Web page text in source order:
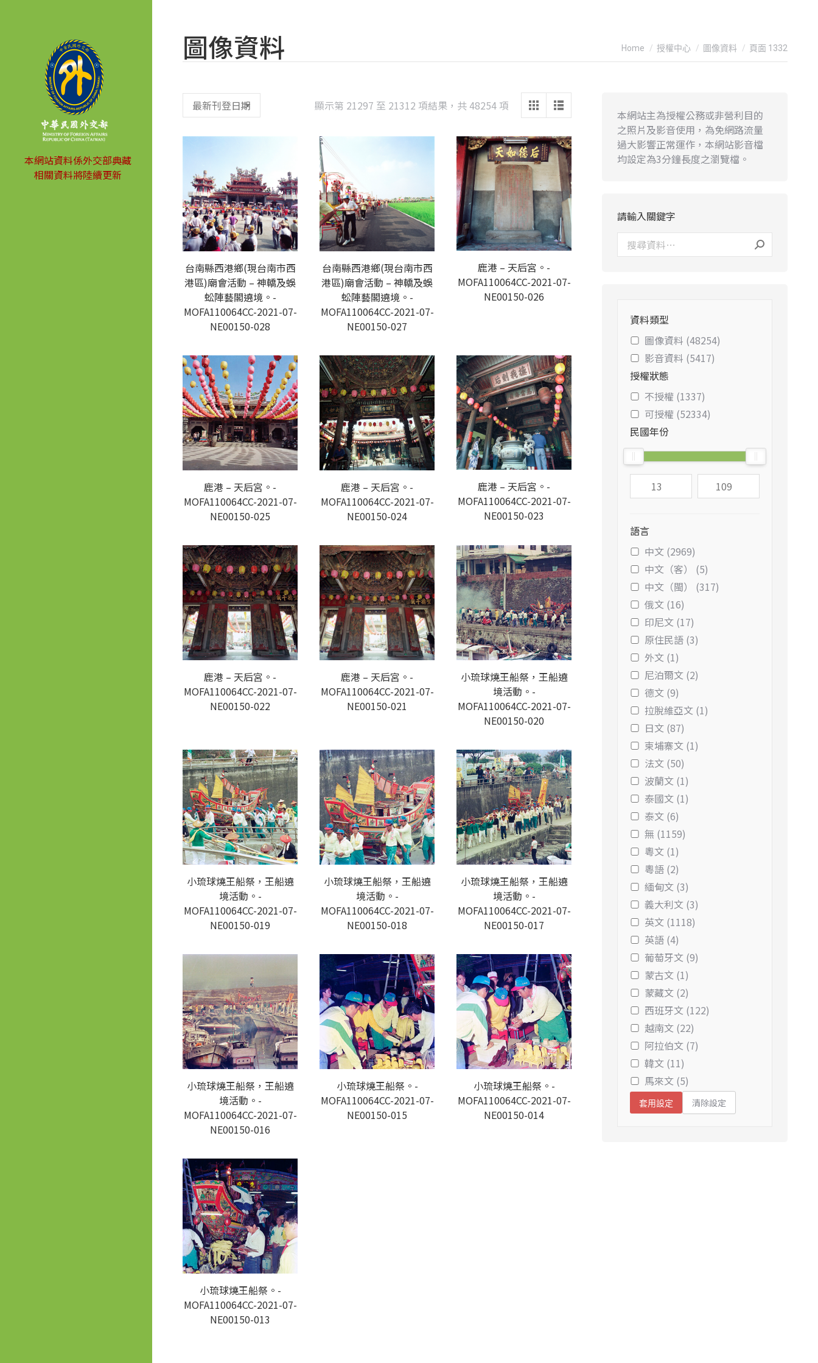
本網站資料係外交部典藏
相關資料將陸續更新
圖像資料 You are here:
Home 授權中心 圖像資料 頁面 1332
顯示第 21297 至 21312 項結果，共 48254 項 Sorted
latest
台南縣西港鄉(現台南市西
港區)廟會活動 – 神轎及蜈
蚣陣藝閣遶境。-
MOFA110064CC-2021-07-
NE00150-028
台南縣西港鄉(現台南市西
港區)廟會活動 – 神轎及蜈
蚣陣藝閣遶境。-
MOFA110064CC-2021-07-
NE00150-027
鹿港 – 天后宮。-
MOFA110064CC-2021-07-
NE00150-026
鹿港 – 天后宮。-
MOFA110064CC-2021-07-
NE00150-025
鹿港 – 天后宮。-
MOFA110064CC-2021-07-
NE00150-024
鹿港 – 天后宮。-
MOFA110064CC-2021-07-
NE00150-023
鹿港 – 天后宮。-
MOFA110064CC-2021-07-
NE00150-022
鹿港 – 天后宮。-
MOFA110064CC-2021-07-
NE00150-021
小琉球燒王船祭，王船遶
境活動。-
MOFA110064CC-2021-07-
NE00150-020
小琉球燒王船祭，王船遶
境活動。-
MOFA110064CC-2021-07-
NE00150-019
小琉球燒王船祭，王船遶
境活動。-
MOFA110064CC-2021-07-
NE00150-018
小琉球燒王船祭，王船遶
境活動。-
MOFA110064CC-2021-07-
NE00150-017
小琉球燒王船祭，王船遶
境活動。-
MOFA110064CC-2021-07-
NE00150-016
小琉球燒王船祭。-
MOFA110064CC-2021-07-
NE00150-015
小琉球燒王船祭。-
MOFA110064CC-2021-07-
NE00150-014
小琉球燒王船祭。-
MOFA110064CC-2021-07-
NE00150-013
本網站主為授權公務或非營利目的
之照片及影音使用，為免網路流量
過大影響正常運作，本網站影音檔
均設定為3分鐘長度之瀏覽檔。
請輸入關鍵字
資料類型
圖像資料 (48254)
影音資料 (5417)
授權狀態
不授權 (1337)
可授權 (52334)
民國年份
語言
中文 (2969)
中文（客） (5)
中文（閩） (317)
俄文 (16)
印尼文 (17)
原住民語 (3)
外文 (1)
尼泊爾文 (2)
德文 (9)
拉脫維亞文 (1)
日文 (87)
柬埔寨文 (1)
法文 (50)
波蘭文 (1)
泰國文 (1)
泰文 (6)
無 (1159)
粵文 (1)
粵語 (2)
緬甸文 (3)
義大利文 (3)
英文 (1118)
英語 (4)
葡萄牙文 (9)
蒙古文 (1)
蒙藏文 (2)
西班牙文 (122)
越南文 (22)
阿拉伯文 (7)
韓文 (11)
馬來文 (5)
套用設定 清除設定